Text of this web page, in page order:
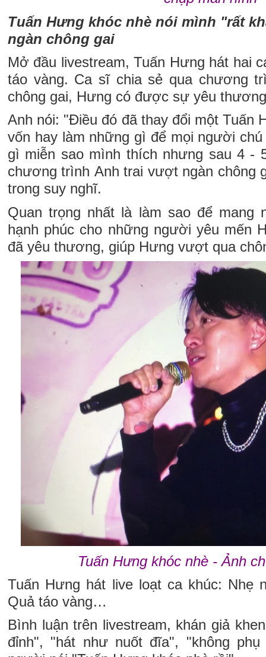
Tuấn Hưng khóc nhè nói mình "rất
ngàn chông gai
Mở đầu livestream, Tuấn Hưng hát hai
táo vàng. Ca sĩ chia sẻ qua chương
chông gai, Hưng có được sự yêu
Anh nói: "Điều đó đã thay đổi một Tuấn
vốn hay làm những gì để mọi người
gì miễn sao mình thích nhưng sau 4 -
chương trình Anh trai vượt ngàn chông
trong suy nghĩ.
Quan trọng nhất là làm sao để mang
hạnh phúc cho những người yêu mến
đã yêu thương, giúp Hưng vượt qua
Tuấn Hưng khóc nhè - Ảnh
Tuấn Hưng hát live loạt ca khúc: Nhẹ
Quả táo vàng…
Bình luận trên livestream, khán giả
đỉnh", "hát như nuốt đĩa", "không